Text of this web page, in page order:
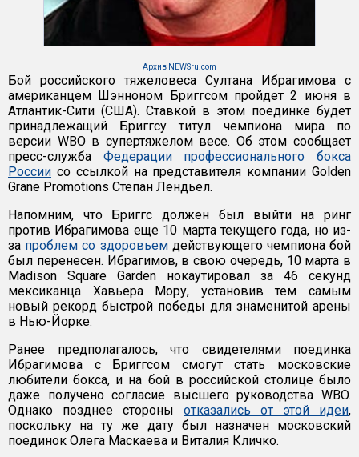
Архив NEWSru.com
Бой российского тяжеловеса Султана Ибрагимова с
американцем Шэнноном Бриггсом пройдет 2 июня в
Атлантик-Сити (США). Ставкой в этом поединке будет
принадлежащий Бриггсу титул чемпиона мира по
версии WBO в супертяжелом весе. Об этом сообщает
пресс-служба Федерации профессионального бокса
России со ссылкой на представителя компании Golden
Grane Promotions Степан Лендьел.
Напомним, что Бриггс должен был выйти на ринг
против Ибрагимова еще 10 марта текущего года, но из-
за проблем со здоровьемдействующего чемпиона бой
был перенесен. Ибрагимов, в свою очередь, 10 марта в
Madison Square Garden нокаутировал за 46 секунд
мексиканца Хавьера Мору, установив тем самым
новый рекорд быстрой победы для знаменитой арены
в Нью-Йорке.
Ранее предполагалось, что свидетелями поединка
Ибрагимова с Бриггсом смогут стать московские
любители бокса, и на бой в российской столице было
даже получено согласие высшего руководства WBO.
Однако позднее стороны отказались от этой идеи,
поскольку на ту же дату был назначен московский
поединок Олега Маскаева и Виталия Кличко.